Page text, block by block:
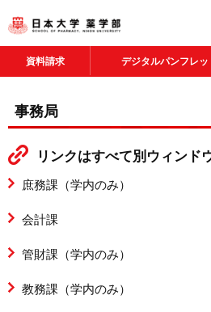
資料請求 デジタルパンフレッ
事務局
リンクはすべて別ウィンド
庶務課（学内のみ）
会計課
管財課（学内のみ）
教務課（学内のみ）